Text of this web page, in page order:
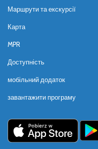
Маршрути та екскурсії
Карта
MPR
Доступність
мобільний додаток
завантажити програму